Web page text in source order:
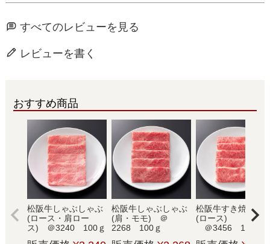
すべてのレビューを見る
レビューを書く
おすすめ商品
松阪牛しゃぶしゃぶ
(ロース・肩ロー
ス) ＠3240 100ｇ
松阪牛しゃぶしゃぶ
(肩・モモ) ＠
2268 100ｇ
松阪牛すき焼き肉
(ロース)
＠3456 100ｇ